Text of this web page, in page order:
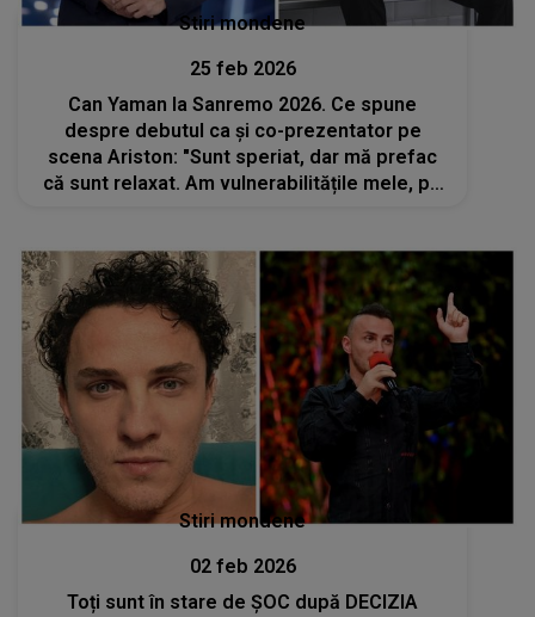
Stiri mondene
25 feb 2026
Can Yaman la Sanremo 2026. Ce spune
despre debutul ca și co-prezentator pe
scena Ariston: "Sunt speriat, dar mă prefac
că sunt relaxat. Am vulnerabilitățile mele, pe
Stiri mondene
02 feb 2026
Toți sunt în stare de ȘOC după DECIZIA